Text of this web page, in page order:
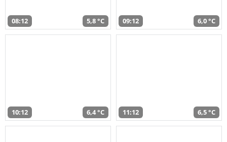
08:12 5,8 °C 09:12 6,0 °C
10:12 6,4 °C 11:12 6,5 °C